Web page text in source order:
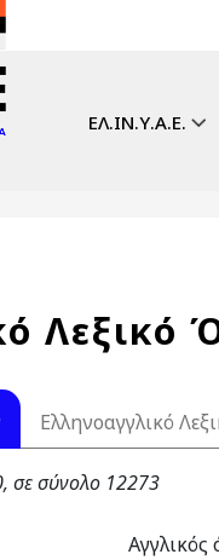
ΕΛ.ΙΝ.Υ.Α.Ε.
Λεξικό
Ελληνοαγγλικό
σε σύνολο 12273
Αγγλικός